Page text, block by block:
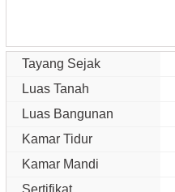
Tayang Sejak
Luas Tanah
Luas Bangunan
Kamar Tidur
Kamar Mandi
Sertifikat